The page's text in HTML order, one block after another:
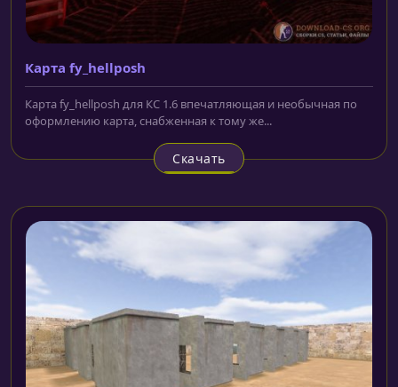
Карта fy_hellposh
Карта fy_hellposh для КС 1.6 впечатляющая и необычная по
оформлению карта, снабженная к тому же...
Скачать